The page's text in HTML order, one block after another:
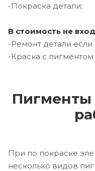
-Покраска детали;
В стоимость не
-Ремонт детали
-Краска с
При по покраске
несколько видов